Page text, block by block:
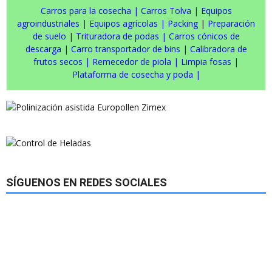
Carros para la cosecha | Carros Tolva | Equipos
agroindustriales | Equipos agrícolas | Packing | Preparación
de suelo | Trituradora de podas | Carros cónicos de
descarga | Carro transportador de bins | Calibradora de
frutos secos | Remecedor de piola | Limpia fosas |
Plataforma de cosecha y poda |
SÍGUENOS EN REDES SOCIALES